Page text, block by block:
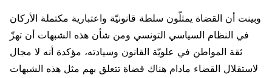
وبينت أن القضاة يمثلّون سلطة قانونيّة واعتبارية مكتملة الأركان
في النظام السياسي التونسي ومن شأن هذه الشبهات أن تهزّ
ثقة المواطن في علويّة القانون وسيادته، مؤكدة أنه لا مجال
لاستقلال القضاء مادام هناك قضاة تتعلق بهم مثل هذه الشبهات